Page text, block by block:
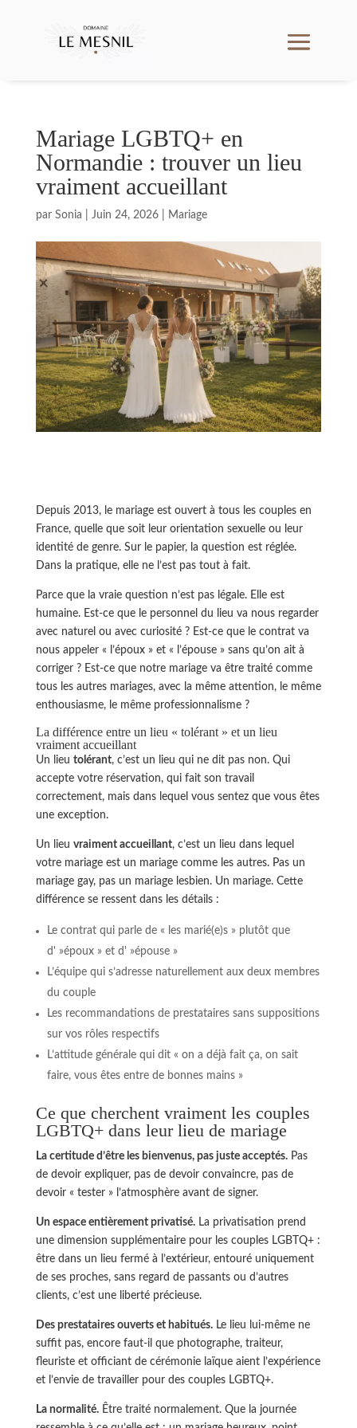
Mariage LGBTQ+ en
Normandie : trouver un lieu
vraiment accueillant
par Sonia Juin 24, 2026| Mariage
Depuis 2013, le mariage est ouvert à tous les couples en
France, quelle que soit leur orientation sexuelle ou leur
identité de genre. Sur le papier, la question est réglée.
Dans la pratique, elle ne l’est pas tout à fait.
Parce que la vraie question n’est pas légale. Elle est
humaine. Est-ce que le personnel du lieu va nous regarder
avec naturel ou avec curiosité ? Est-ce que le contrat va
nous appeler « l’époux » et « l’épouse » sans qu’on ait à
corriger ? Est-ce que notre mariage va être traité comme
tous les autres mariages, avec la même attention, le même
enthousiasme, le même professionnalisme ?
La différence entre un lieu « tolérant » et un lieu
vraiment accueillant
Un lieu tolérant, c’est un lieu qui ne dit pas non. Qui
accepte votre réservation, qui fait son travail
correctement, mais dans lequel vous sentez que vous êtes
une exception.
Un lieu vraiment accueillant, c’est un lieu dans lequel
votre mariage est un mariage comme les autres. Pas un
mariage gay, pas un mariage lesbien. Un mariage. Cette
différence se ressent dans les détails :
Le contrat qui parle de « les marié(e)s » plutôt que
d' »époux » et d' »épouse »
L’équipe qui s’adresse naturellement aux deux membres
du couple
Les recommandations de prestataires sans suppositions
sur vos rôles respectifs
L’attitude générale qui dit « on a déjà fait ça, on sait
faire, vous êtes entre de bonnes mains »
Ce que cherchent vraiment les couples
LGBTQ+ dans leur lieu de mariage
La certitude d’être les bienvenus, pas juste acceptés.Pas
de devoir expliquer, pas de devoir convaincre, pas de
devoir « tester » l’atmosphère avant de signer.
Un espace entièrement privatisé.La privatisation prend
une dimension supplémentaire pour les couples LGBTQ+ :
être dans un lieu fermé à l’extérieur, entouré uniquement
de ses proches, sans regard de passants ou d’autres
clients, c’est une liberté précieuse.
Des prestataires ouverts et habitués.Le lieu lui-même ne
suffit pas, encore faut-il que photographe, traiteur,
fleuriste et officiant de cérémonie laïque aient l’expérience
et l’envie de travailler pour des couples LGBTQ+.
La normalité.Être traité normalement. Que la journée